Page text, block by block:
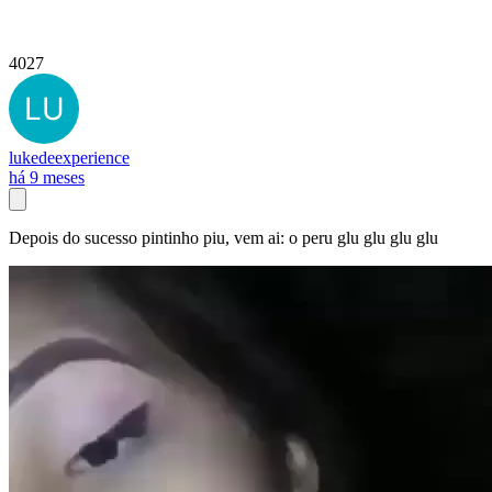
4027
lukedeexperience
há 9 meses
Depois do sucesso pintinho piu, vem ai: o peru glu glu glu glu